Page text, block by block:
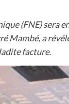
(FNE) sera
Mambé, a
facture.